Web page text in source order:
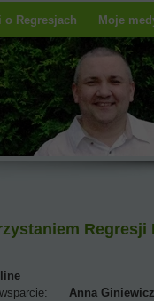
o Regresjach Moje
Anna Giniewicz